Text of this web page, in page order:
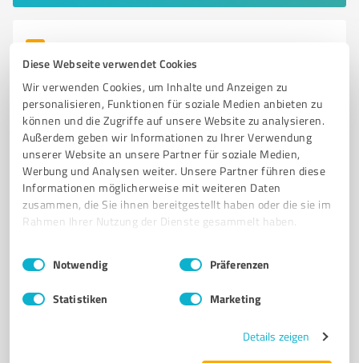
Diese Webseite verwendet Cookies
Wir verwenden Cookies, um Inhalte und Anzeigen zu
personalisieren, Funktionen für soziale Medien anbieten zu
können und die Zugriffe auf unsere Website zu analysieren.
Außerdem geben wir Informationen zu Ihrer Verwendung
unserer Website an unsere Partner für soziale Medien,
Werbung und Analysen weiter. Unsere Partner führen diese
Informationen möglicherweise mit weiteren Daten
zusammen, die Sie ihnen bereitgestellt haben oder die sie im
Rahmen Ihrer Nutzung der Dienste gesammelt haben.
Impressum Datenschutzbestimmungen
Einwilligungsauswahl
Notwendig Präferenzen
Statistiken Marketing
Details zeigen
6
AbisZ-Medien Bergisch
Professionelle Lösungen in Konferenz- und
Präsentationstechnik in Bergisch Gladb
MEDIENUNTERNEHMEN KONFERENZTECHNIK PRÄSENTATIONSTECHNIK
MEDIENSTEUERUNG AUDIO VIDEO DIGITAL SIGNAGE
KUNDENORIENTIERUNG BERATUNG PLANUNG BETREUUNG
Tel. 02204 201130
info@abisz-medien.de
www.abisz-medien.de/